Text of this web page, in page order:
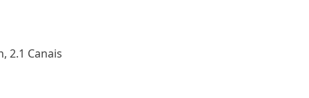
2.1 Canais